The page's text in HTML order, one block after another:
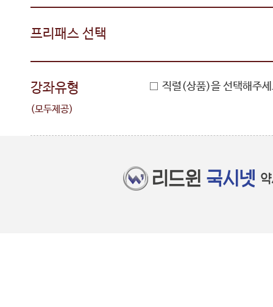
프리패스 선택
강좌유형
(모두제공)
직렬(상품)을 선택해주